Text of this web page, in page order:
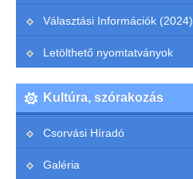
Választási Információk (2024)
Letölthető nyomtatványok
Kultúra, szórakozás
Csorvási Híradó
Galéria